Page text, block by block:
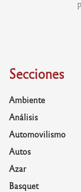
Secciones
Ambiente
Análisis
Automovilismo
Autos
Azar
Basquet